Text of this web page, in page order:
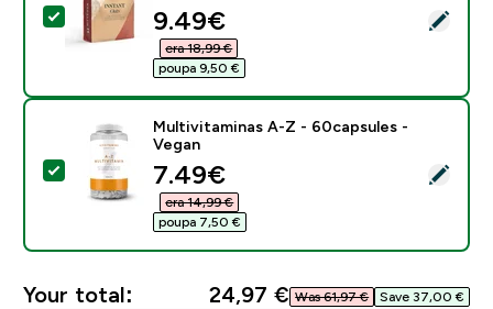
Select this product - 100% Aveia Instantânea - 1kg -
discounted price
9.49€‎
era 18,99 €‎
poupa 9,50 €‎
Select this product - Multivitaminas A-Z -
Multivitaminas A-Z - 60capsules -
Vegan
discounted price
7.49€‎
era 14,99 €‎
poupa 7,50 €‎
Your total: 24,97 €‎ Was 61,97 €‎ Save 37,00 €‎